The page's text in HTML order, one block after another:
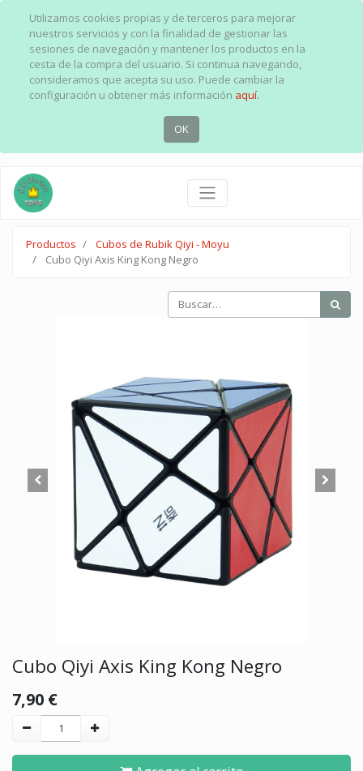
Utilizamos cookies propias y de terceros para mejorar
nuestros servicios y con la finalidad de gestionar las
sesiones de navegación y mantener los productos en la
cesta de la compra del usuario. Si continua navegando,
consideramos que acepta su uso. Puede cambiar la
configuración u obtener más información aquí.
OK
Productos
Cubos de Rubik Qiyi - Moyu
Cubo Qiyi Axis King Kong Negro
Cubo Qiyi Axis King Kong Negro
7,90 €